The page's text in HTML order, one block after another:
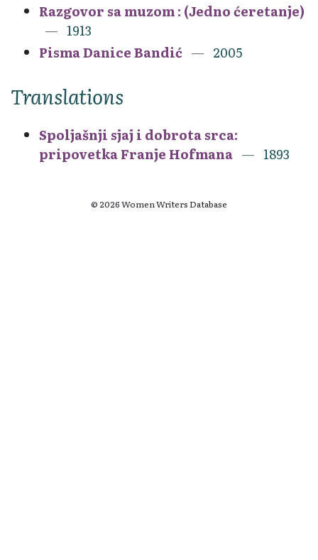
Razgovor sa muzom : (Jedno ćeretanje)
1913
Pisma Danice Bandić
2005
Translations
Spoljašnji sjaj i dobrota srca:
pripovetka Franje Hofmana
1893
© 2026 Women Writers Database